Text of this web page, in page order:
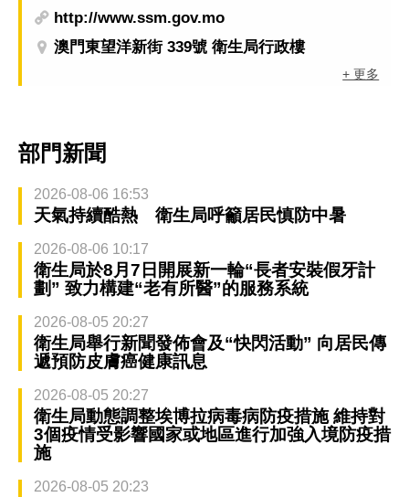
http://www.ssm.gov.mo
澳門東望洋新街 339號 衛生局行政樓
+ 更多
部門新聞
2026-08-06 16:53
天氣持續酷熱 衛生局呼籲居民慎防中暑
2026-08-06 10:17
衛生局於8月7日開展新一輪“長者安裝假牙計
劃” 致力構建“老有所醫”的服務系統
2026-08-05 20:27
衛生局舉行新聞發佈會及“快閃活動” 向居民傳
遞預防皮膚癌健康訊息
2026-08-05 20:27
衛生局動態調整埃博拉病毒病防疫措施 維持對
3個疫情受影響國家或地區進行加強入境防疫措
施
2026-08-05 20:23